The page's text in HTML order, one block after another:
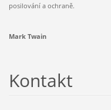
posilování a ochraně.
Mark Twain
Kontakt